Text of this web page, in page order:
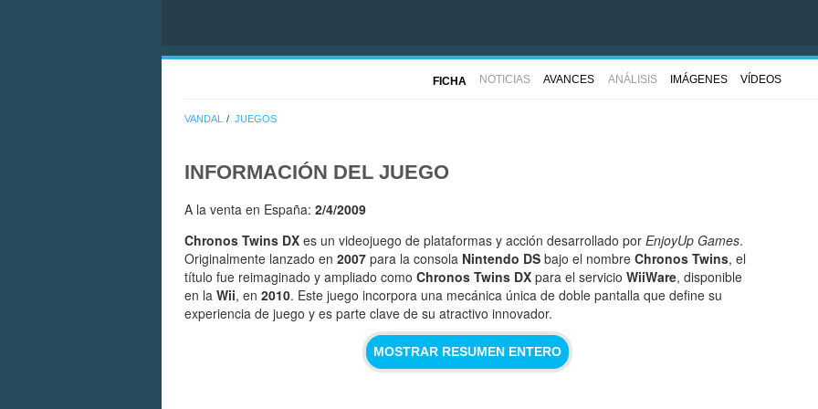
FICHA NOTICIAS AVANCES ANÁLISIS IMÁGENES VÍDEOS
VANDAL JUEGOS
INFORMACIÓN DEL JUEGO
A la venta en España: 2/4/2009
Chronos Twins DX es un videojuego de plataformas y acción desarrollado por EnjoyUp Games.
Originalmente lanzado en 2007 para la consola Nintendo DS bajo el nombre Chronos Twins, el
título fue reimaginado y ampliado como Chronos Twins DX para el servicio WiiWare, disponible
en la Wii, en 2010. Este juego incorpora una mecánica única de doble pantalla que define su
experiencia de juego y es parte clave de su atractivo innovador.
MOSTRAR RESUMEN ENTERO